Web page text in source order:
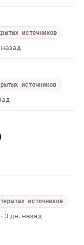
источников
источников
источников
3 дн. назад